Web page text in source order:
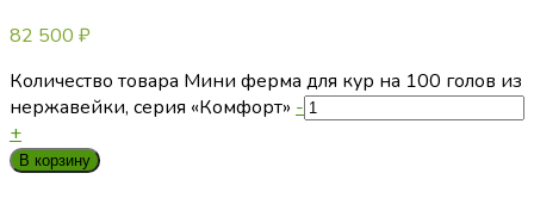
82 500 ₽
Количество товара Мини ферма для кур на 100 голов из
нержавейки, серия «Комфорт» -
+
В корзину